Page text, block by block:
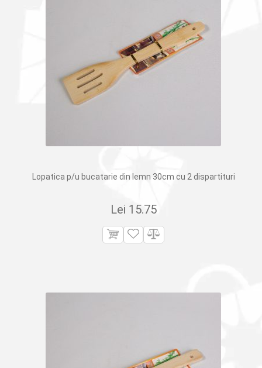
Lopatica p/u bucatarie din lemn 30cm cu 2 dispartituri
Lei 15.75